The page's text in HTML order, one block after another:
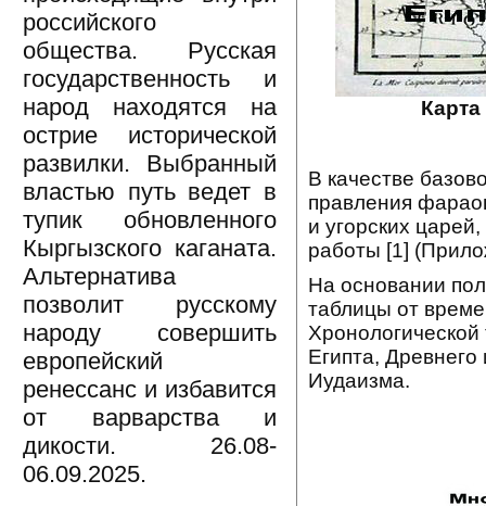
российского
общества. Русская
государственность и
народ находятся на
острие исторической
развилки. Выбранный
властью путь ведет в
тупик обновленного
Кыргызского каганата.
Альтернатива
позволит русскому
народу совершить
европейский
ренессанс и избавится
от варварства и
дикости. 26.08-
06.09.2025.
В качестве
правления
и угорских
работы [1]
На основании
таблицы от
Египта,
Иудаизма.